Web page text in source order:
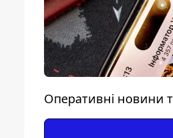
Оперативні новини